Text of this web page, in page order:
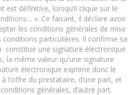
est définitive, lorsqu’il clique sur le
». Ce faisant, il déclare avoir
les conditions générales de mise
conditions particulières. Il confirme sa
constitue une signature électronique
la même valeur qu'une signature
électronique exprime donc le
l’offre du prestataire, d’une part, et
générales, d’autre part.